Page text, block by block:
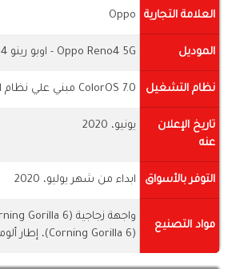
العلامة التجارية Oppo
الموديل Oppo Reno4 5G - اوبو رينو 4 5G
نظام التشغيل ColorOS 7.0 مبني علي نظام اندرويد 10.0
تاريخ الإعلان
عنه
يونيو، 2020
التوفر بالأسواق ابداء من شهر يوليو، 2020
مواد التصنيع
(Corning Gorilla 6)، إطار ألومنيوم